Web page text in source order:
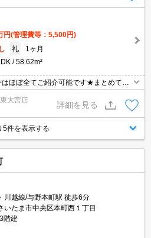
円(管理費等：5,500円)
礼
1ヶ月
58.62m²
ほぼ全てご紹介可能です★まとめてご
情報量地域No１の★タウンハウジング
大宮店
詳細を見る
5件を表示する
川越線/与野本町駅 徒歩6分
いたま市中央区本町西１丁目
3階建